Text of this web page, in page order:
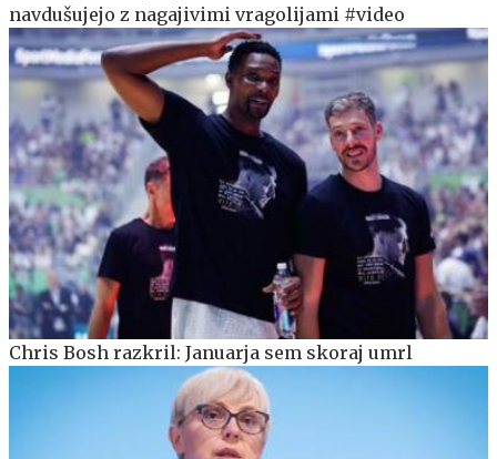
navdušujejo z nagajivimi vragolijami #video
Chris Bosh razkril: Januarja sem skoraj umrl